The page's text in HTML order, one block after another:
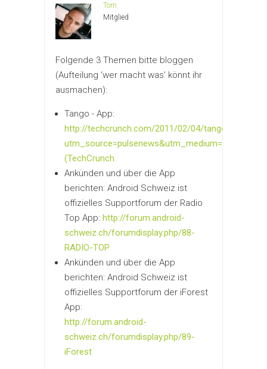
Tom
Mitglied
Folgende 3 Themen bitte bloggen
(Aufteilung ‘wer macht was’ könnt ihr
ausmachen):
Tango - App:
http://techcrunch.com/2011/02/04/tango/?
(TechCrunch
Ankünden und über die App
berichten: Android Schweiz ist
offizielles Supportforum der Radio
Top App: http://forum.android-
schweiz.ch/forumdisplay.php/88-
RADIO-TOP
Ankünden und über die App
berichten: Android Schweiz ist
offizielles Supportforum der iForest
App:
http://forum.android-
schweiz.ch/forumdisplay.php/89-
iForest